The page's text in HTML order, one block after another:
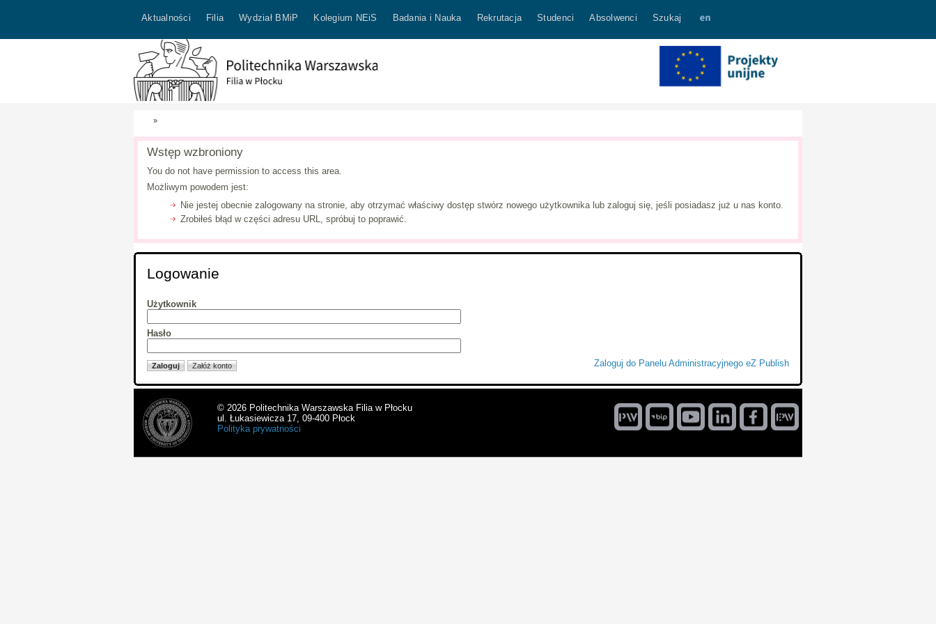
Aktualności Filia Wydział BMiP Kolegium NEiS Badania i Nauka Rekrutacja Studenci Absolwenci Szukaj
»
Wstęp wzbroniony
You do not have permission to access this area.
Możliwym powodem jest:
Nie jestej obecnie zalogowany na stronie, aby otrzymać właściwy dostęp stwórz nowego użytkownika lub zaloguj się, jeśli posiadasz już u nas konto.
Zrobiłeś błąd w części adresu URL, spróbuj to poprawić.
Logowanie
Użytkownik
Hasło
Zaloguj do Panelu Administracyjnego eZ Publish
© 2026 Politechnika Warszawska Filia w Płocku
ul. Łukasiewicza 17, 09-400 Płock
Polityka prywatności